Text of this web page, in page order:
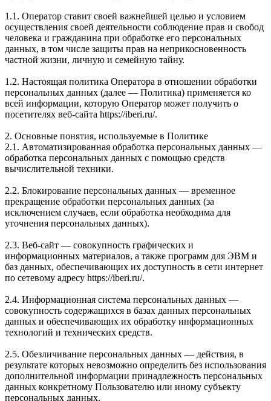
1.1. Оператор ставит своей важнейшей целью и условием
осуществления своей деятельности соблюдение прав и свобод
человека и гражданина при обработке его персональных
данных, в том числе защиты прав на неприкосновенность
частной жизни, личную и семейную тайну.
1.2. Настоящая политика Оператора в отношении обработки
персональных данных (далее — Политика) применяется ко
всей информации, которую Оператор может получить о
посетителях веб-сайта https://iberi.ru/.
2. Основные понятия, используемые в Политике
2.1. Автоматизированная обработка персональных данных —
обработка персональных данных с помощью средств
вычислительной техники.
2.2. Блокирование персональных данных — временное
прекращение обработки персональных данных (за
исключением случаев, если обработка необходима для
уточнения персональных данных).
2.3. Веб-сайт — совокупность графических и
информационных материалов, а также программ для ЭВМ и
баз данных, обеспечивающих их доступность в сети интернет
по сетевому адресу https://iberi.ru/.
2.4. Информационная система персональных данных —
совокупность содержащихся в базах данных персональных
данных и обеспечивающих их обработку информационных
технологий и технических средств.
2.5. Обезличивание персональных данных — действия, в
результате которых невозможно определить без использования
дополнительной информации принадлежность персональных
данных конкретному Пользователю или иному субъекту
персональных данных.